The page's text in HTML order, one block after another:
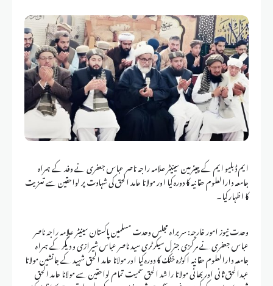
ایم ڈبلیو ایم کے چیئرمین سینیٹر علامہ راجہ ناصر عباس جعفری نے وفد کے ہمراہ
جامعہ دارالعلوم حقانیہ کا دورہ کیا اور مولانا حامد الحق کی شہادت پر لواحقین سے تعزیت
کا اظہار کیا۔
وحدت نیوز امور خارجہ: سربراہ مجلس وحدت مسلمین پاکستان سینیٹر علامہ راجہ ناصر
عباس جعفری نے مرکزی جنرل سیکرٹری سید ناصر عباس شیرازی و دیگر کے ہمراہ
جامعہ دارالعلوم حقانیہ اکوڑہ خٹک کا دورہ کیا اور مولانا حامد الحق شہید کے جانشین مولانا
عبدالحق ثانی اور بھائی مولانا راشد الحق سمیت تمام لواحقین سے مولانا حامد الحق